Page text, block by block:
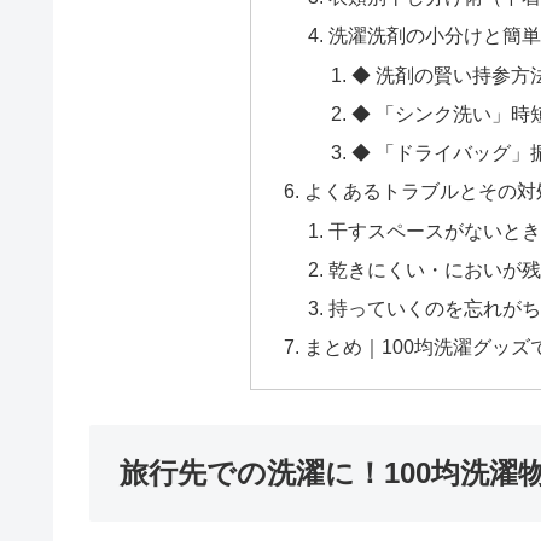
洗濯洗剤の小分けと簡
◆ 洗剤の賢い持参方
◆ 「シンク洗い」時
◆ 「ドライバッグ」
よくあるトラブルとその
干すスペースがないと
乾きにくい・においが
持っていくのを忘れが
まとめ｜100均洗濯グッズ
旅行先での洗濯に！100均洗濯